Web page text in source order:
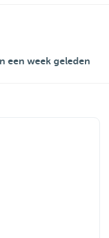
bij
over onze
van onze stichting.
de wensen en
nemen de hond
wandelingen,
Wij genieten
een week geleden